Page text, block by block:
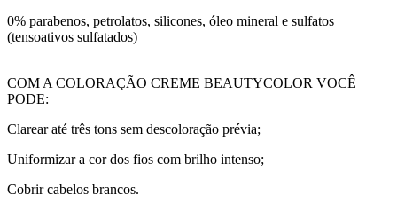
0% parabenos, petrolatos, silicones, óleo mineral e sulfatos
(tensoativos sulfatados)
COM A COLORAÇÃO CREME BEAUTYCOLOR VOCÊ
PODE:
Clarear até três tons sem descoloração prévia;
Uniformizar a cor dos fios com brilho intenso;
Cobrir cabelos brancos.